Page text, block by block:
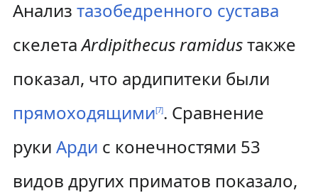
Анализ тазобедренного сустава
скелетаArdipithecus ramidusтакже
показал, что ардипитеки были
прямоходящими[7]. Сравнение
руки Арди с конечностями 53
видов других приматов показало,